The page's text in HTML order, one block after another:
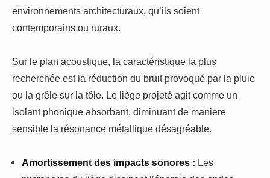
environnements architecturaux, qu’ils soient
contemporains ou ruraux.
Sur le plan acoustique, la caractéristique la plus
recherchée est la réduction du bruit provoqué par la pluie
ou la grêle sur la tôle. Le liège projeté agit comme un
isolant phonique absorbant, diminuant de manière
sensible la résonance métallique désagréable.
Amortissement des impacts sonores : Les